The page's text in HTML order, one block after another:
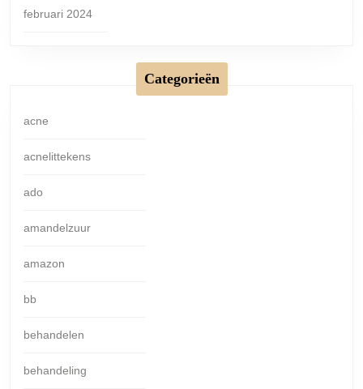
februari 2024
Categorieën
acne
acnelittekens
ado
amandelzuur
amazon
bb
behandelen
behandeling